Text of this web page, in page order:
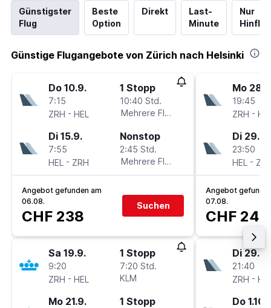
Günstigster
Flug
Beste
Option
Direkt
Last-
Minute
Nur
Hinflug
Günstige Flugangebote von Zürich nach Helsinki
Do 10.9.
7:15
ZRH - HEL
1 Stopp
10:40 Std.
Mehrere Fluglinien
Di 15.9.
7:55
HEL - ZRH
Nonstop
2:45 Std.
Mehrere Fluglinien
Angebot gefunden am
06.08.
CHF 238
Suchen
Sa 19.9.
9:20
ZRH - HEL
1 Stopp
7:20 Std.
KLM
Mo 21.9. 1 Stopp
Mo
19:45
ZRH -
Di 29.9.
23:50
HEL -
Angebot
07.08.
CHF 240
Di 29.9.
21:40
ZRH -
Do 1.10.